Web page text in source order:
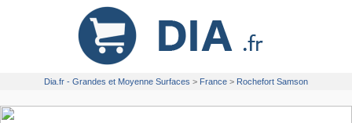
Dia.fr - Grandes et Moyenne Surfaces > France > Rochefort Samson